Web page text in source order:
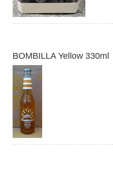
BOMBILLA Yellow 330ml